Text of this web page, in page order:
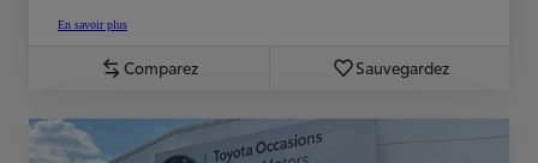
En savoir plus
Comparez Sauvegardez